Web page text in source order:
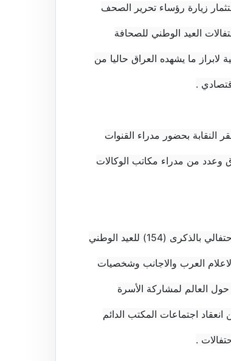
زيارة رؤساء تحرير الصحف
العيد الوطني للصحافة
لابراز ما يشهده العراق حاليا من
.
النقابة بحضور مدراء القنوات
وعدد من مدراء مكاتب الوكالات
واستعرض نقيب الصحفيين استعدادات النقابة وبرنامجها الاحتفالي بالذكرى (154) للعيد الوطني
العرب والاجانب وشخصيات
الاعلامية من اكثر من (50) دولة حول العالم لمشاركة الأسرة
انعقاد اجتماعات المكتب الدائم
.